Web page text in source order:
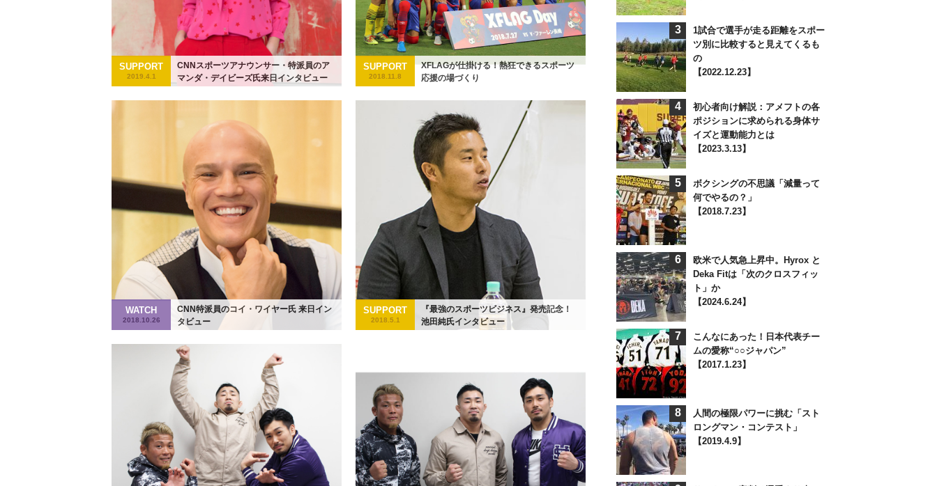
SUPPORT
2019.4.1
CNNスポーツアナウンサー・特派員のア
マンダ・デイビーズ氏来日インタビュー
SUPPORT
2018.11.8
XFLAGが仕掛ける！熱狂できるスポーツ
応援の場づくり
WATCH
2018.10.26
CNN特派員のコイ・ワイヤー氏 来日イン
タビュー
SUPPORT
2018.5.1
『最強のスポーツビジネス』発売記念！
池田純氏インタビュー
3
1試合で選手が走る距離をスポー
ツ別に比較すると見えてくるも
の
【2022.12.23】
4
初心者向け解説：アメフトの各
ポジションに求められる身体サ
イズと運動能力とは
【2023.3.13】
5
ボクシングの不思議「減量って
何でやるの？」
【2018.7.23】
6
欧米で人気急上昇中。Hyrox と
Deka Fitは「次のクロスフィッ
ト」か
【2024.6.24】
7
こんなにあった！日本代表チー
ムの愛称“○○ジャパン”
【2017.1.23】
8
人間の極限パワーに挑む「スト
ロングマン・コンテスト」
【2019.4.9】